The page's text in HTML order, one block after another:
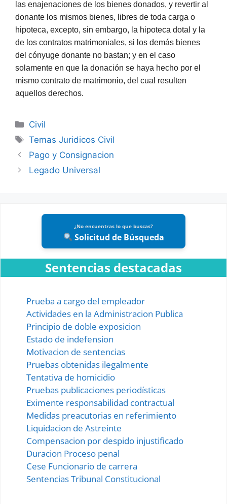
las enajenaciones de los bienes donados, y revertir al
donante los mismos bienes, libres de toda carga o
hipoteca, excepto, sin embargo, la hipoteca dotal y la
de los contratos matrimoniales, si los demás bienes
del cónyuge donante no bastan; y en el caso
solamente en que la donación se haya hecho por el
mismo contrato de matrimonio, del cual resulten
aquellos derechos.
Categories
Civil
Tags
Temas Juridicos Civil
Pago y Consignacion
Legado Universal
¿No encuentras lo que buscas?
Solicitud de Búsqueda
Sentencias destacadas
Prueba a cargo del empleador
Actividades en la Administracion Publica
Principio de doble exposicion
Estado de indefension
Motivacion de sentencias
Pruebas obtenidas ilegalmente
Tentativa de homicidio
Pruebas publicaciones periodísticas
Eximente responsabilidad contractual
Medidas preacutorias en referimiento
Liquidacion de Astreinte
Compensacion por despido injustificado
Duracion Proceso penal
Cese Funcionario de carrera
Sentencias Tribunal Constitucional